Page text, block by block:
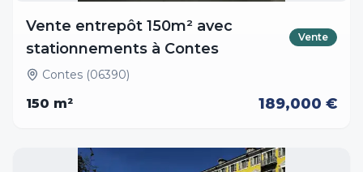
Vente entrepôt 150m² avec
stationnements à Contes
Vente
Contes (06390)
150 m² 189,000 €